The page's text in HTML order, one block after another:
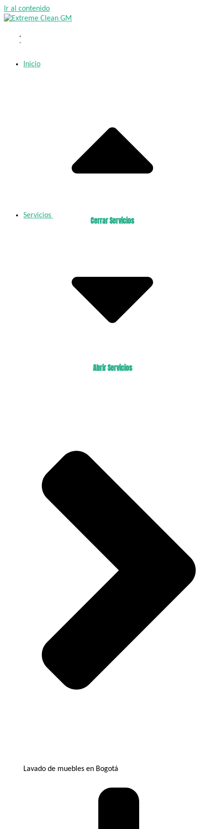
Ir al contenido
Inicio
Servicios
Cerrar Servicios
Abrir Servicios
Lavado de muebles en Bogotá